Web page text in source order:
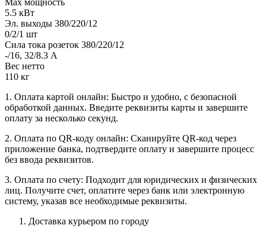
5.5 кВт
Эл. выходы 380/220/12
0/2/1 шт
Сила тока розеток 380/220/12
-/16, 32/8.3 А
Вес нетто
110 кг
1. Оплата картой онлайн: Быстро и удобно, с безопасной
обработкой данных. Введите реквизиты карты и завершите
оплату за несколько секунд.
2. Оплата по QR-коду онлайн: Сканируйте QR-код через
приложение банка, подтвердите оплату и завершите процесс
без ввода реквизитов.
3. Оплата по счету: Подходит для юридических и физических
лиц. Получите счет, оплатите через банк или электронную
систему, указав все необходимые реквизиты.
Доставка курьером по городу